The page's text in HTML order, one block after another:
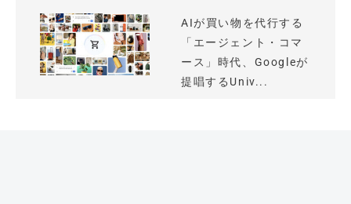
AIが買い物を代行する
「エージェント・コマ
ース」時代、Googleが
提唱するUniv...